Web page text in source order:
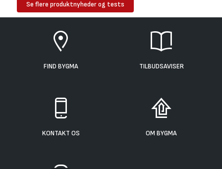
Se flere produktnyheder og tests
FIND BYGMA TILBUDSAVISER
KONTAKT OS OM BYGMA